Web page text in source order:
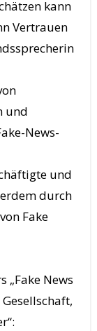
kann
Vertrauen
und
News-
und
durch
Fake
„Fake News